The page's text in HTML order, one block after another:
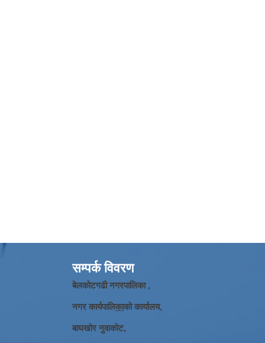
सम्पर्क विवरण
बेलकोटगढी नगरपालिका ,
नगर कार्यपालिकाको कार्यालय,
बाघखोर नुवाकोट,